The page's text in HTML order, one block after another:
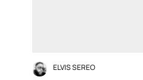
ELVIS SEREO